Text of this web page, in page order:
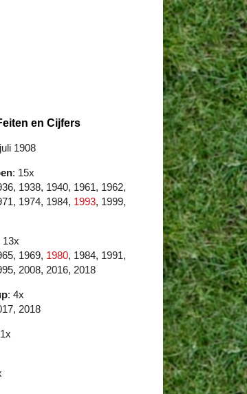
en Cijfers
1908
: 15x
1938, 1940, 1961, 1962,
1974, 1984, 1993, 1999,
13x
1969, 1980, 1984, 1991,
2008, 2016, 2018
: 4x
2018